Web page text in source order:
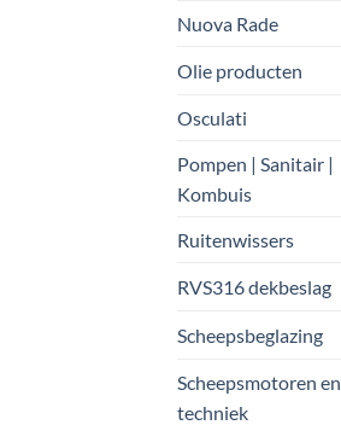
Nuova Rade
Olie producten
Osculati
Pompen | Sanitair |
Kombuis
Ruitenwissers
RVS316 dekbeslag
Scheepsbeglazing
Scheepsmotoren en
techniek